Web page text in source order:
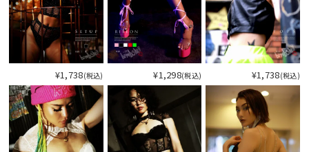
¥1,738(税込) ¥1,298(税込) ¥1,738(税込)